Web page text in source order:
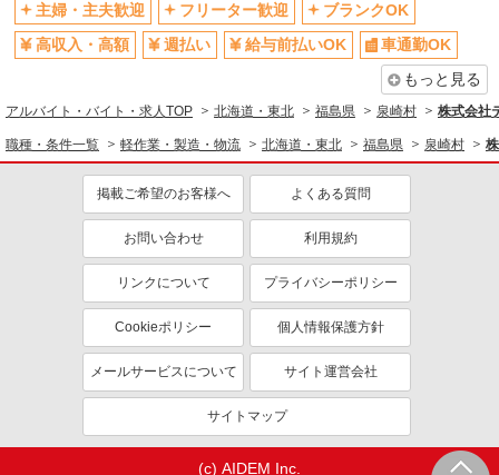
主婦・主夫歓迎
フリーター歓迎
ブランクOK
高収入・高額
週払い 給与前払いOK
車通勤OK
もっと見る
アルバイト・バイト・求人TOP 北海道・東北 福島県 泉崎村 株式会社
職種・条件一覧 軽作業・製造・物流 北海道・東北 福島県 泉崎村
掲載ご希望のお客様へ よくある質問
お問い合わせ 利用規約
リンクについて プライバシーポリシー
Cookieポリシー 個人情報保護方針
メールサービスについて サイト運営会社
サイトマップ
(c) AIDEM Inc.